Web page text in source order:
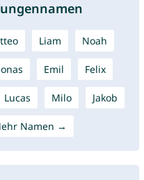
Liam Noah
Emil Felix
Lucas Milo Jakob
Namen →